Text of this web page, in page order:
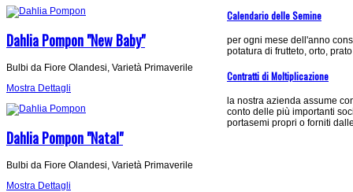
Dahlia Pompon "New Baby"
Bulbi da Fiore Olandesi, Varietà Primaverile
Mostra Dettagli
Dahlia Pompon "Natal"
Bulbi da Fiore Olandesi, Varietà Primaverile
Mostra Dettagli
Calendario delle Semine
per ogni mese dell'anno
potatura di frutteto, orto,
Contratti di Moltiplicazione
la nostra azienda assume
conto delle più importanti
portasemi propri o forniti